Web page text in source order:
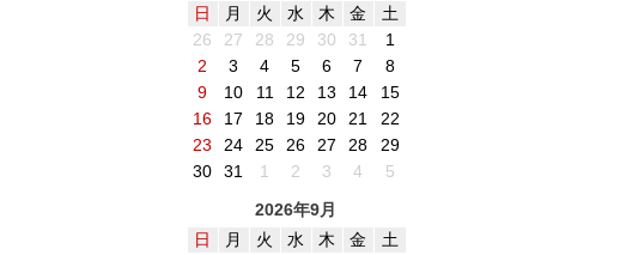
日
月 火 水 木 金
土
26
27 28 29 30 31
1
2
3 4 5 6 7
8
9
10 11 12 13 14
15
16
17 18 19 20 21
22
23
24 25 26 27 28
29
30
31 1 2 3 4
5
2026年9月
日
月 火 水 木 金
土